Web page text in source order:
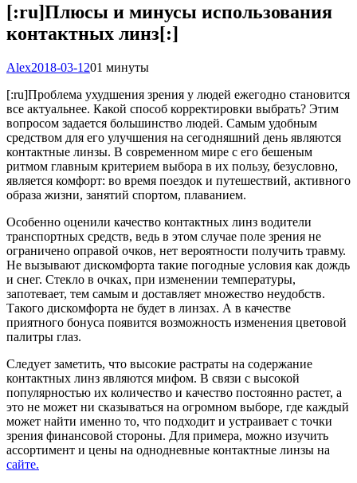
[:ru]Плюсы и минусы использования
контактных линз[:]
Alex2018-03-1201 минуты
[:ru]Проблема ухудшения зрения у людей ежегодно становится
все актуальнее. Какой способ корректировки выбрать? Этим
вопросом задается большинство людей. Самым удобным
средством для его улучшения на сегодняшний день являются
контактные линзы. В современном мире с его бешеным
ритмом главным критерием выбора в их пользу, безусловно,
является комфорт: во время поездок и путешествий, активного
образа жизни, занятий спортом, плаванием.
Особенно оценили качество контактных линз водители
транспортных средств, ведь в этом случае поле зрения не
ограничено оправой очков, нет вероятности получить травму.
Не вызывают дискомфорта такие погодные условия как дождь
и снег. Стекло в очках, при изменении температуры,
запотевает, тем самым и доставляет множество неудобств.
Такого дискомфорта не будет в линзах. А в качестве
приятного бонуса появится возможность изменения цветовой
палитры глаз.
Следует заметить, что высокие растраты на содержание
контактных линз являются мифом. В связи с высокой
популярностью их количество и качество постоянно растет, а
это не может ни сказываться на огромном выборе, где каждый
может найти именно то, что подходит и устраивает с точки
зрения финансовой стороны. Для примера, можно изучить
ассортимент и цены на однодневные контактные линзы на
сайте.